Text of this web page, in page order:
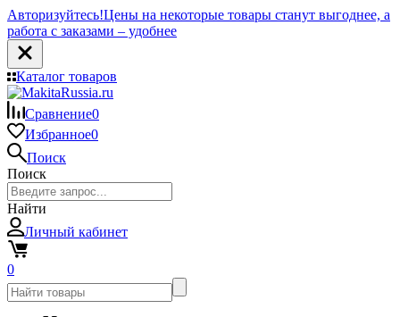
Авторизуйтесь!Цены на некоторые товары станут выгоднее, а
работа с заказами – удобнее
Каталог товаров
Сравнение0
Избранное0
Поиск
Поиск
Найти
Личный кабинет
0